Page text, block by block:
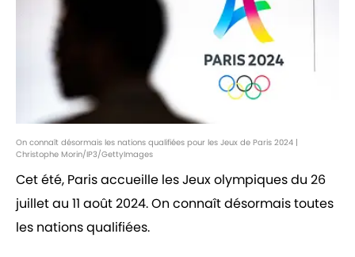
On connaît désormais les nations qualifiées pour les Jeux de Paris 2024 |
Christophe Morin/IP3/GettyImages
Cet été, Paris accueille les Jeux olympiques du 26
juillet au 11 août 2024. On connaît désormais toutes
les nations qualifiées.